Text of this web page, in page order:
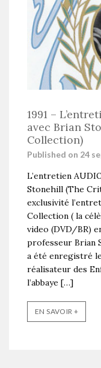
1991 –
avec Brian
Collection)
Published on 24
L’entretien
Stonehill (The
exclusivité
Collection ( la
video (DVD/BR)
professeur Brian
a été enregistré
réalisateur des
l’abbaye […]
EN SAVOIR +